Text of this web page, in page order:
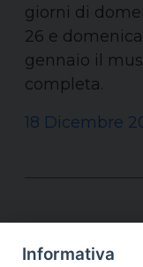
giorni di
26 e
gennaio il
completa.
18 Dicembre
Informativa